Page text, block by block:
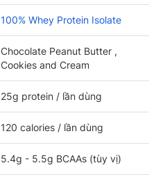
100% Whey Protein Isolate
Chocolate Peanut Butter ,
Cookies and Cream
25g protein / lần dùng
120 calories / lần dùng
5.4g - 5.5g BCAAs (tùy vị)